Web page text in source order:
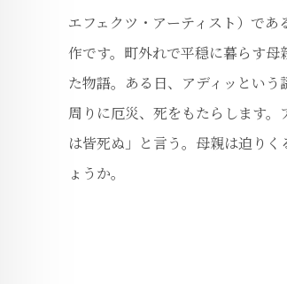
エフェクツ・アーティスト）で
作です。町外れで平穏に暮らす
た物語。ある日、アディッとい
周りに厄災、死をもたらします
は皆死ぬ」と言う。母親は迫り
ょうか。